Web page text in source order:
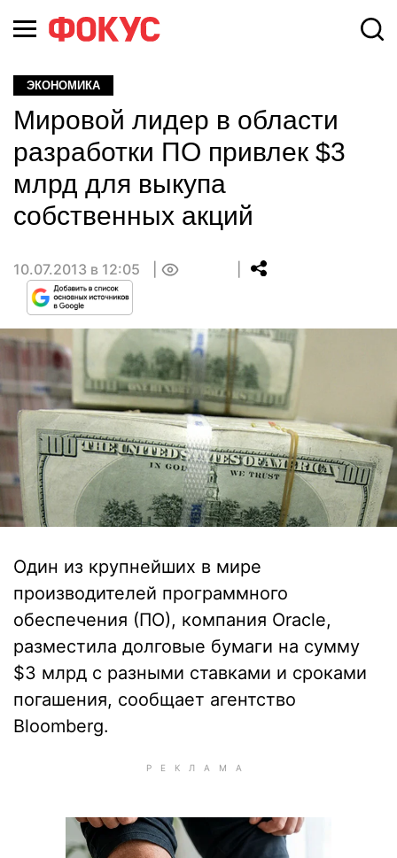
ЭКОНОМИКА
Мировой лидер в области
разработки ПО привлек $3
млрд для выкупа
собственных акций
10.07.2013 в 12:05
Один из крупнейших в мире
производителей программного
обеспечения (ПО), компания Oracle,
разместила долговые бумаги на сумму
$3 млрд с разными ставками и сроками
погашения, сообщает агентство
Bloomberg.